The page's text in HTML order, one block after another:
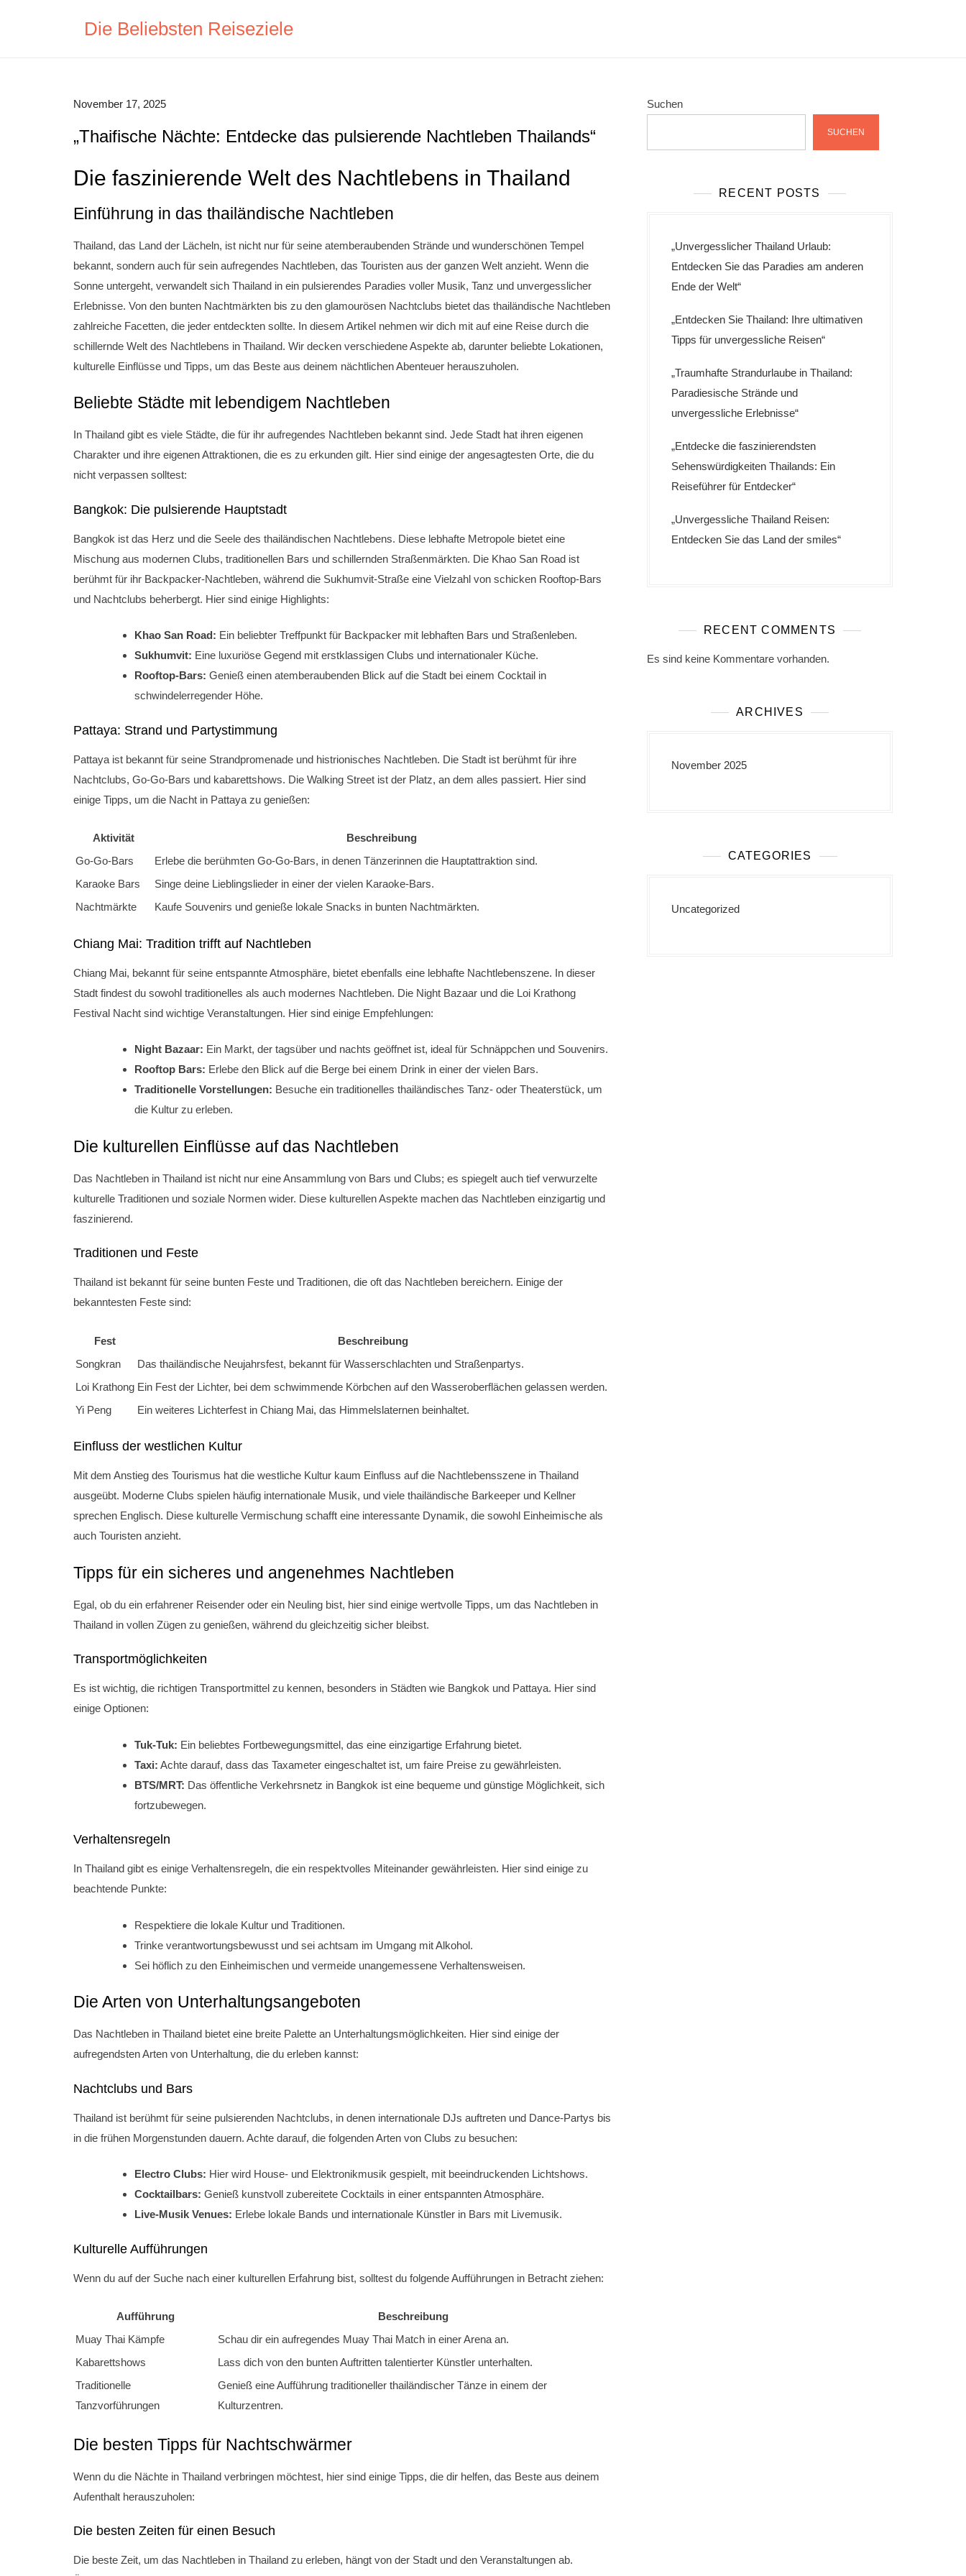
Die Beliebsten Reiseziele
November 17, 2025
„Thaifische Nächte: Entdecke das pulsierende Nachtleben Thailands“
Die faszinierende Welt des Nachtlebens in Thailand
Einführung in das thailändische Nachtleben
Thailand, das Land der Lächeln, ist nicht nur für seine atemberaubenden Strände und wunderschönen Tempel
bekannt, sondern auch für sein aufregendes Nachtleben, das Touristen aus der ganzen Welt anzieht. Wenn die
Sonne untergeht, verwandelt sich Thailand in ein pulsierendes Paradies voller Musik, Tanz und unvergesslicher
Erlebnisse. Von den bunten Nachtmärkten bis zu den glamourösen Nachtclubs bietet das thailändische Nachtleben
zahlreiche Facetten, die jeder entdeckten sollte. In diesem Artikel nehmen wir dich mit auf eine Reise durch die
schillernde Welt des Nachtlebens in Thailand. Wir decken verschiedene Aspekte ab, darunter beliebte Lokationen,
kulturelle Einflüsse und Tipps, um das Beste aus deinem nächtlichen Abenteuer herauszuholen.
Beliebte Städte mit lebendigem Nachtleben
In Thailand gibt es viele Städte, die für ihr aufregendes Nachtleben bekannt sind. Jede Stadt hat ihren eigenen
Charakter und ihre eigenen Attraktionen, die es zu erkunden gilt. Hier sind einige der angesagtesten Orte, die du
nicht verpassen solltest:
Bangkok: Die pulsierende Hauptstadt
Bangkok ist das Herz und die Seele des thailändischen Nachtlebens. Diese lebhafte Metropole bietet eine
Mischung aus modernen Clubs, traditionellen Bars und schillernden Straßenmärkten. Die Khao San Road ist
berühmt für ihr Backpacker-Nachtleben, während die Sukhumvit-Straße eine Vielzahl von schicken Rooftop-Bars
und Nachtclubs beherbergt. Hier sind einige Highlights:
Khao San Road: Ein beliebter Treffpunkt für Backpacker mit lebhaften Bars und Straßenleben.
Sukhumvit: Eine luxuriöse Gegend mit erstklassigen Clubs und internationaler Küche.
Rooftop-Bars: Genieß einen atemberaubenden Blick auf die Stadt bei einem Cocktail in
schwindelerregender Höhe.
Pattaya: Strand und Partystimmung
Pattaya ist bekannt für seine Strandpromenade und histrionisches Nachtleben. Die Stadt ist berühmt für ihre
Nachtclubs, Go-Go-Bars und kabarettshows. Die Walking Street ist der Platz, an dem alles passiert. Hier sind
einige Tipps, um die Nacht in Pattaya zu genießen:
Aktivität
Beschreibung
Go-Go-Bars
Erlebe die berühmten Go-Go-Bars, in denen Tänzerinnen die Hauptattraktion sind.
Karaoke Bars
Singe deine Lieblingslieder in einer der vielen Karaoke-Bars.
Nachtmärkte
Kaufe Souvenirs und genieße lokale Snacks in bunten Nachtmärkten.
Chiang Mai: Tradition trifft auf Nachtleben
Chiang Mai, bekannt für seine entspannte Atmosphäre, bietet ebenfalls eine lebhafte Nachtlebenszene. In dieser
Stadt findest du sowohl traditionelles als auch modernes Nachtleben. Die Night Bazaar und die Loi Krathong
Festival Nacht sind wichtige Veranstaltungen. Hier sind einige Empfehlungen:
Night Bazaar: Ein Markt, der tagsüber und nachts geöffnet ist, ideal für Schnäppchen und Souvenirs.
Rooftop Bars: Erlebe den Blick auf die Berge bei einem Drink in einer der vielen Bars.
Traditionelle Vorstellungen: Besuche ein traditionelles thailändisches Tanz- oder Theaterstück, um
die Kultur zu erleben.
Die kulturellen Einflüsse auf das Nachtleben
Das Nachtleben in Thailand ist nicht nur eine Ansammlung von Bars und Clubs; es spiegelt auch tief verwurzelte
kulturelle Traditionen und soziale Normen wider. Diese kulturellen Aspekte machen das Nachtleben einzigartig und
faszinierend.
Traditionen und Feste
Thailand ist bekannt für seine bunten Feste und Traditionen, die oft das Nachtleben bereichern. Einige der
bekanntesten Feste sind:
Fest
Beschreibung
Songkran
Das thailändische Neujahrsfest, bekannt für Wasserschlachten und Straßenpartys.
Loi Krathong Ein Fest der Lichter, bei dem schwimmende Körbchen auf den Wasseroberflächen gelassen werden.
Yi Peng
Ein weiteres Lichterfest in Chiang Mai, das Himmelslaternen beinhaltet.
Einfluss der westlichen Kultur
Mit dem Anstieg des Tourismus hat die westliche Kultur kaum Einfluss auf die Nachtlebensszene in Thailand
ausgeübt. Moderne Clubs spielen häufig internationale Musik, und viele thailändische Barkeeper und Kellner
sprechen Englisch. Diese kulturelle Vermischung schafft eine interessante Dynamik, die sowohl Einheimische als
auch Touristen anzieht.
Tipps für ein sicheres und angenehmes Nachtleben
Egal, ob du ein erfahrener Reisender oder ein Neuling bist, hier sind einige wertvolle Tipps, um das Nachtleben in
Thailand in vollen Zügen zu genießen, während du gleichzeitig sicher bleibst.
Transportmöglichkeiten
Es ist wichtig, die richtigen Transportmittel zu kennen, besonders in Städten wie Bangkok und Pattaya. Hier sind
einige Optionen:
Tuk-Tuk: Ein beliebtes Fortbewegungsmittel, das eine einzigartige Erfahrung bietet.
Taxi: Achte darauf, dass das Taxameter eingeschaltet ist, um faire Preise zu gewährleisten.
BTS/MRT: Das öffentliche Verkehrsnetz in Bangkok ist eine bequeme und günstige Möglichkeit, sich
fortzubewegen.
Verhaltensregeln
In Thailand gibt es einige Verhaltensregeln, die ein respektvolles Miteinander gewährleisten. Hier sind einige zu
beachtende Punkte:
Respektiere die lokale Kultur und Traditionen.
Trinke verantwortungsbewusst und sei achtsam im Umgang mit Alkohol.
Sei höflich zu den Einheimischen und vermeide unangemessene Verhaltensweisen.
Die Arten von Unterhaltungsangeboten
Das Nachtleben in Thailand bietet eine breite Palette an Unterhaltungsmöglichkeiten. Hier sind einige der
aufregendsten Arten von Unterhaltung, die du erleben kannst:
Nachtclubs und Bars
Thailand ist berühmt für seine pulsierenden Nachtclubs, in denen internationale DJs auftreten und Dance-Partys bis
in die frühen Morgenstunden dauern. Achte darauf, die folgenden Arten von Clubs zu besuchen:
Electro Clubs: Hier wird House- und Elektronikmusik gespielt, mit beeindruckenden Lichtshows.
Cocktailbars: Genieß kunstvoll zubereitete Cocktails in einer entspannten Atmosphäre.
Live-Musik Venues: Erlebe lokale Bands und internationale Künstler in Bars mit Livemusik.
Kulturelle Aufführungen
Wenn du auf der Suche nach einer kulturellen Erfahrung bist, solltest du folgende Aufführungen in Betracht ziehen:
Aufführung
Beschreibung
Muay Thai Kämpfe
Schau dir ein aufregendes Muay Thai Match in einer Arena an.
Kabarettshows
Lass dich von den bunten Auftritten talentierter Künstler unterhalten.
Traditionelle
Tanzvorführungen
Genieß eine Aufführung traditioneller thailändischer Tänze in einem der
Kulturzentren.
Die besten Tipps für Nachtschwärmer
Wenn du die Nächte in Thailand verbringen möchtest, hier sind einige Tipps, die dir helfen, das Beste aus deinem
Aufenthalt herauszuholen:
Die besten Zeiten für einen Besuch
Die beste Zeit, um das Nachtleben in Thailand zu erleben, hängt von der Stadt und den Veranstaltungen ab.
Suchen
SUCHEN
RECENT POSTS
„Unvergesslicher Thailand Urlaub:
Entdecken Sie das Paradies am anderen
Ende der Welt“
„Entdecken Sie Thailand: Ihre ultimativen
Tipps für unvergessliche Reisen“
„Traumhafte Strandurlaube in Thailand:
Paradiesische Strände und
unvergessliche Erlebnisse“
„Entdecke die faszinierendsten
Sehenswürdigkeiten Thailands: Ein
Reiseführer für Entdecker“
„Unvergessliche Thailand Reisen:
Entdecken Sie das Land der smiles“
RECENT COMMENTS
Es sind keine Kommentare vorhanden.
ARCHIVES
November 2025
CATEGORIES
Uncategorized